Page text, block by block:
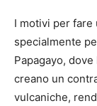
I motivi per fare
specialmente
Papagayo,
creano un
vulcaniche,